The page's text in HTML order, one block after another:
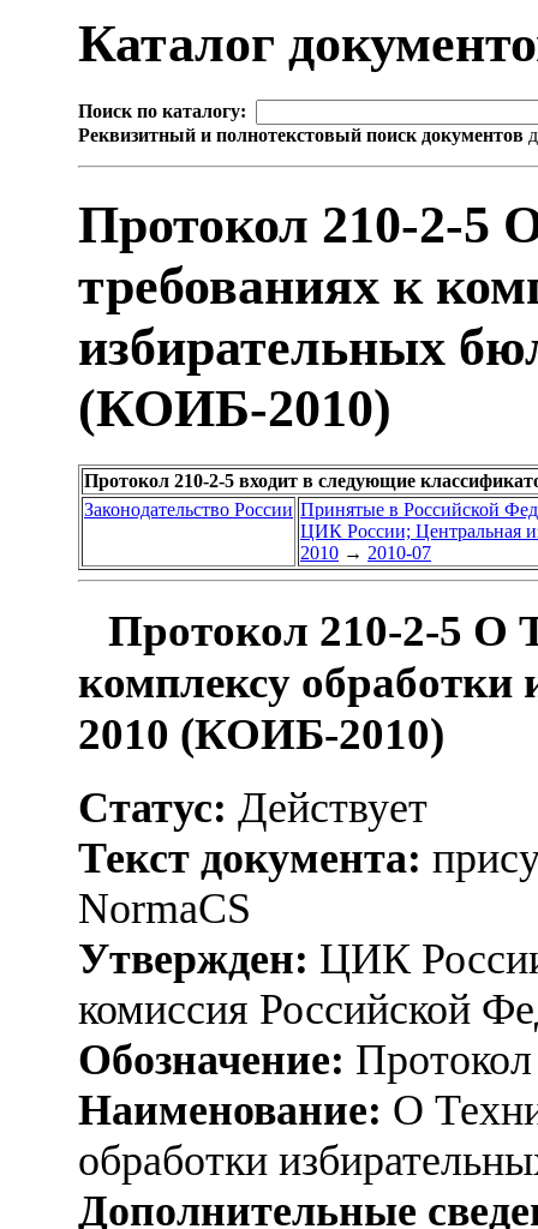
Каталог
Поиск по каталогу:
Реквизитный и полнотекстовый поиск документов
Протокол 210-2-5
требованиях к
избирательных
(КОИБ-2010)
Протокол 210-2-5 входит в следующие
Законодательство России Принятые в Российской
ЦИК России; Центральная
2010 → 2010-07
Протокол 210-2-5 О
комплексу обработки
2010 (КОИБ-2010)
Статус: Действует
Текст документа:
NormaCS
Утвержден: ЦИК
комиссия Российской
Обозначение:
Наименование: О
обработки
Дополнительные